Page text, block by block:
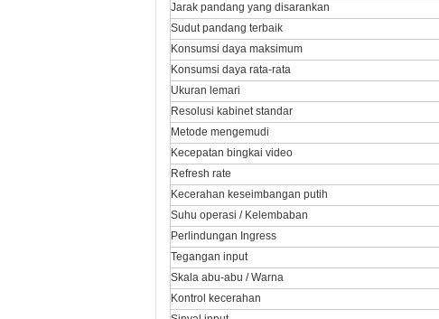
Jarak pandang yang disarankan
Sudut pandang terbaik
Konsumsi daya maksimum
Konsumsi daya rata-rata
Ukuran lemari
Resolusi kabinet standar
Metode mengemudi
Kecepatan bingkai video
Refresh rate
Kecerahan keseimbangan putih
Suhu operasi / Kelembaban
Perlindungan Ingress
Tegangan input
Skala abu-abu / Warna
Kontrol kecerahan